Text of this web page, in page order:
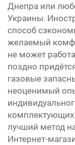
Днепра или
Украины.
способ
желаемый
не может
поздно
газовые
неоценимый
комплектующих
лучший метод
Интернет-